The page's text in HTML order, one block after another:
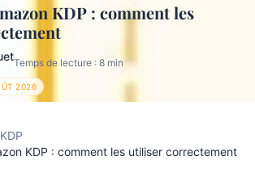
KDP : comment les
Temps de lecture : 8 min
2026
KDP : comment les utiliser correctement